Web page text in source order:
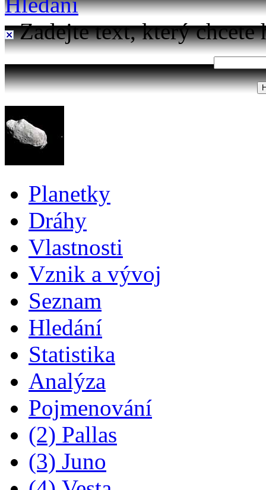
Zadejte text, který chcete
Planetky
Dráhy
Vlastnosti
Vznik a vývoj
Seznam
Hledání
Statistika
Analýza
Pojmenování
(2) Pallas
(3) Juno